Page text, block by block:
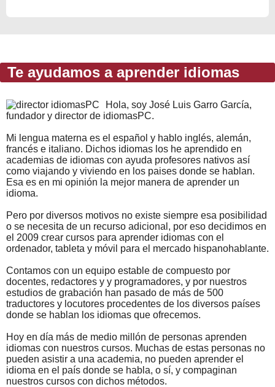
Te ayudamos a aprender idiomas
Hola, soy José Luis Garro García,
fundador y director de idiomasPC.
Mi lengua materna es el español y hablo inglés, alemán,
francés e italiano. Dichos idiomas los he aprendido en
academias de idiomas con ayuda profesores nativos así
como viajando y viviendo en los paises donde se hablan.
Esa es en mi opinión la mejor manera de aprender un
idioma.
Pero por diversos motivos no existe siempre esa posibilidad
o se necesita de un recurso adicional, por eso decidimos en
el 2009 crear cursos para aprender idiomas con el
ordenador, tableta y móvil para el mercado hispanohablante.
Contamos con un equipo estable de compuesto por
docentes, redactores y y programadores, y por nuestros
estudios de grabación han pasado de más de 500
traductores y locutores procedentes de los diversos países
donde se hablan los idiomas que ofrecemos.
Hoy en día más de medio millón de personas aprenden
idiomas con nuestros cursos. Muchas de estas personas no
pueden asistir a una academia, no pueden aprender el
idioma en el país donde se habla, o sí, y compaginan
nuestros cursos con dichos métodos.